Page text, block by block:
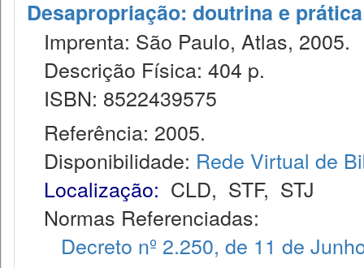
Desapropriação: doutrina e prática
Imprenta: São Paulo, Atlas, 2005.
Descrição Física: 404 p.
ISBN: 8522439575
Referência: 2005.
Disponibilidade: Rede Virtual de
Localização: CLD, STF, STJ
Normas Referenciadas:
Decreto nº 2.250, de 11 de